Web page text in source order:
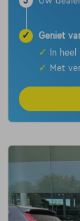
✓
Geniet
✓
In
✓
Met